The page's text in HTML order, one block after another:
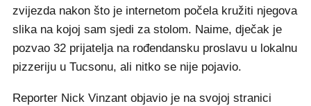
zvijezda nakon što je internetom počela kružiti njegova
slika na kojoj sam sjedi za stolom. Naime, dječak je
pozvao 32 prijatelja na rođendansku proslavu u lokalnu
pizzeriju u Tucsonu, ali nitko se nije pojavio.
Reporter Nick Vinzant objavio je na svojoj stranici